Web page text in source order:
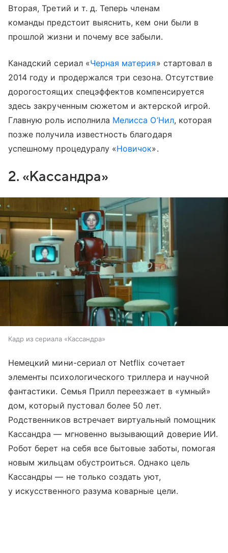
Вторая, Третий и т. д. Теперь членам
команды предстоит выяснить, кем они были в
прошлой жизни и почему все забыли.
Канадский сериал «Черная материя» стартовал в
2014 году и продержался три сезона. Отсутствие
дорогостоящих спецэффектов компенсируется
здесь закрученным сюжетом и актерской игрой.
Главную роль исполнила Мелисса О’Нил, которая
позже получила известность благодаря
успешному процедуралу «Новичок».
2. «Кассандра»
Кадр из сериала «Кассандра»
Немецкий мини-сериал от Netflix сочетает
элементы психологического триллера и научной
фантастики. Семья Прилл переезжает в «умный»
дом, который пустовал более 50 лет.
Родственников встречает виртуальный помощник
Кассандра — мгновенно вызывающий доверие ИИ.
Робот берет на себя все бытовые заботы, помогая
новым жильцам обустроиться. Однако цель
Кассандры — не только создать уют,
у искусственного разума коварные цели.